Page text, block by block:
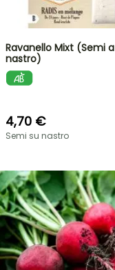
Ravanello Mixt (Semi a
nastro)
4,70 €
Semi su nastro